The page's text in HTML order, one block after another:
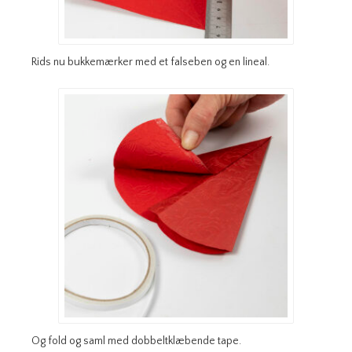
Rids nu bukkemærker med et falseben og en lineal.
Og fold og saml med dobbeltklæbende tape.